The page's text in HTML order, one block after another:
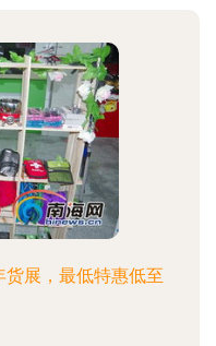
货展，最低特惠低至